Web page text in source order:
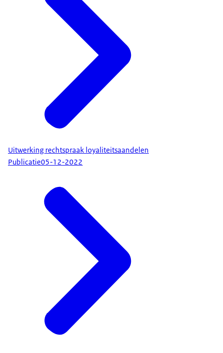
Uitwerking rechtspraak loyaliteitsaandelen
Publicatie05-12-2022